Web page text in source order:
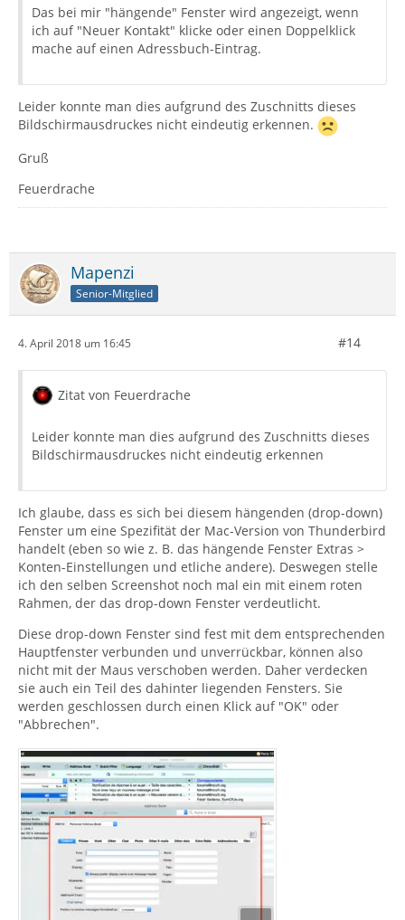
Das bei mir "hängende" Fenster wird angezeigt, wenn
ich auf "Neuer Kontakt" klicke oder einen Doppelklick
mache auf einen Adressbuch-Eintrag.
Leider konnte man dies aufgrund des Zuschnitts dieses
Bildschirmausdruckes nicht eindeutig erkennen.
Gruß
Feuerdrache
Mapenzi
Senior-Mitglied
4. April 2018 um 16:45 #14
Zitat von Feuerdrache
Leider konnte man dies aufgrund des Zuschnitts dieses
Bildschirmausdruckes nicht eindeutig erkennen
Ich glaube, dass es sich bei diesem hängenden (drop-down)
Fenster um eine Spezifität der Mac-Version von Thunderbird
handelt (eben so wie z. B. das hängende Fenster Extras >
Konten-Einstellungen und etliche andere). Deswegen stelle
ich den selben Screenshot noch mal ein mit einem roten
Rahmen, der das drop-down Fenster verdeutlicht.
Diese drop-down Fenster sind fest mit dem entsprechenden
Hauptfenster verbunden und unverrückbar, können also
nicht mit der Maus verschoben werden. Daher verdecken
sie auch ein Teil des dahinter liegenden Fensters. Sie
werden geschlossen durch einen Klick auf "OK" oder
"Abbrechen".